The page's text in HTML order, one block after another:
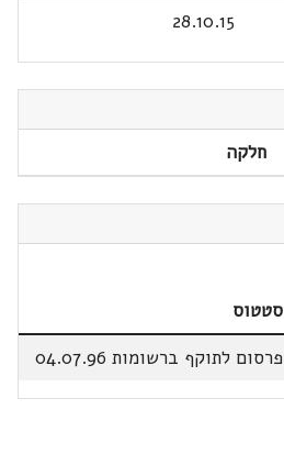
28.10.15
חלקה
סטטוס
פרסום לתוקף ברשומות 04.07.96